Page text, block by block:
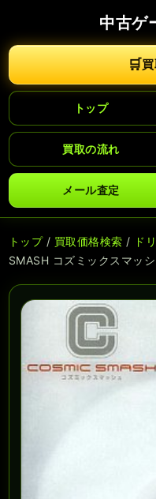
中古ゲ
🛒
トップ
買取の流れ
メール査定
トップ/ 買取価格検索 / ド
SMASH コズミックスマッ